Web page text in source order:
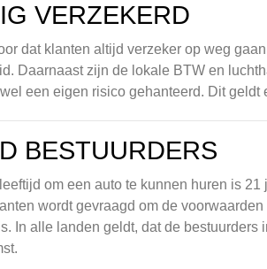
VERZEKERD
dat klanten altijd verzeker op weg
Daarnaast zijn de lokale BTW en
een eigen risico gehanteerd. Dit geldt
BESTUURDERS
om een auto te kunnen huren is
wordt gevraagd om de
In alle landen geldt, dat de